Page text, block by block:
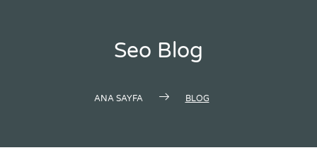
Seo Blog
ANA SAYFA BLOG